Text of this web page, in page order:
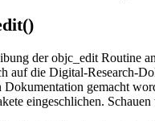
der objc_edit Routine
auf die Digital-Research-
Dokumentation gemacht
eingeschlichen.